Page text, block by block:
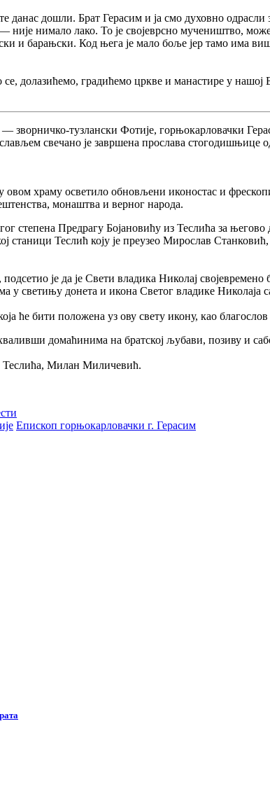
данас дошли. Брат Герасим и ја смо духовно
није нимало лако. То је својеврсно мучеништво,
и барањски. Код њега је мало боље јер тамо има
долазићемо, градићемо цркве и манастире у нашој
зворничко-тузлански Фотије, горњокарловачки
свечано је завршена прослава стогодишњице
овом храму осветило обновљени иконостас и
монаштва и верног народа.
степена Предрагу Бојановићу из Теслића за
станици Теслић коју је преузео Мирослав
је да је Свети владика Николај
у светињу донета и икона Светог владике Николаја
ће бити положена уз ову свету икону, као
домаћинима на братској љубави, позиву и
Теслића, Милан Миличевић.
Епископ горњокарловачки г. Герасим